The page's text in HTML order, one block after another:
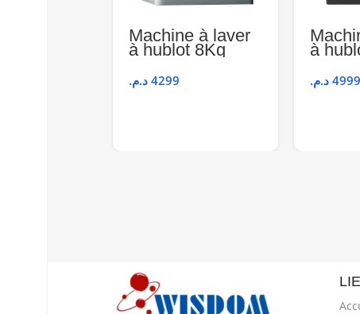
Machine à laver
à hublot 8Kg
WHIRLPOOL
FWG81284SBS
4299 د.م.
à
4999 د.م.